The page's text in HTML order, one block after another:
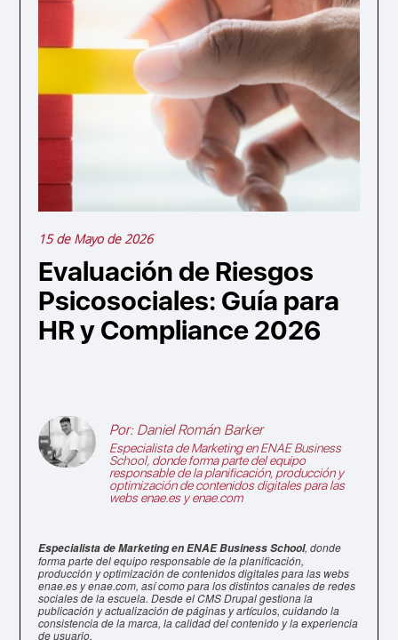
15 de Mayo de 2026
Evaluación de Riesgos
Psicosociales: Guía para
HR y Compliance 2026
Por: Daniel Román Barker
Especialista de Marketing enENAE Business
School, donde forma parte del equipo
responsable de la planificación, producción y
optimización de contenidos digitales para las
webs enae.es y enae.com
Especialista de Marketing en ENAE Business School, donde
forma parte del equipo responsable de la planificación,
producción y optimización de contenidos digitales para las webs
enae.es y enae.com, así como para los distintos canales de redes
sociales de la escuela. Desde el CMS Drupal gestiona la
publicación y actualización de páginas y artículos, cuidando la
consistencia de la marca, la calidad del contenido y la experiencia
de usuario.